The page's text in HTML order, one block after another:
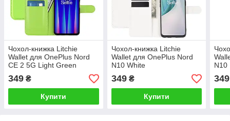
Чохол-книжка Litchie
Wallet для OnePlus Nord
CE 2 5G Light Green
349 ₴
Купити
Чохол-книжка Litchie
Wallet для OnePlus Nord
N10 White
349₴
Купити
N10
349